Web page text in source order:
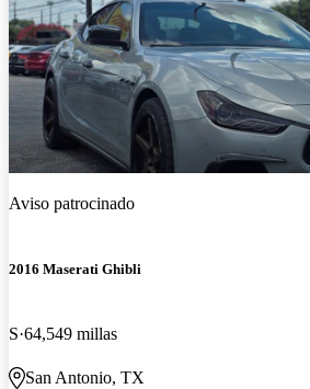
Aviso patrocinado
2016 Maserati Ghibli
S 64,549 millas
San Antonio, TX